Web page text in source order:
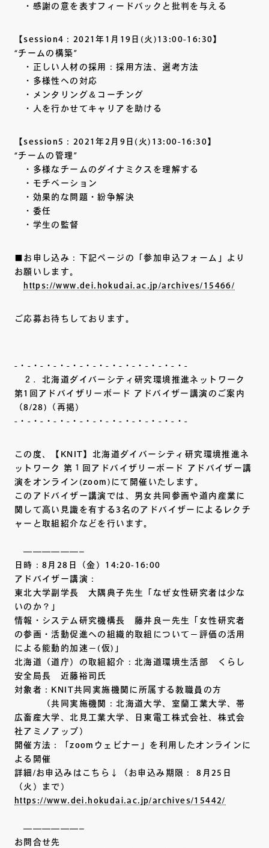
・感謝の意を表すフィードバックと批判を与える
【session4：2021年1月19日(火)13:00-16:30】
“チームの構築”
・正しい人材の採用：採用方法、選考方法
・多様性への対応
・メンタリング＆コーチング
・人を行かせてキャリアを助ける
【session5：2021年2月9日(火)13:00-16:30】
“チームの管理”
・多様なチームのダイナミクスを理解する
・モチベーション
・効果的な問題・紛争解決
・委任
・学生の監督
■お申し込み：下記ページの「参加申込フォーム」より
お願いします。
https://www.dei.hokudai.ac.jp/archives/15466/
ご応募お待ちしております。
-・-・-・-・-・-・-・-・-・-・-・-・-・-
２．北海道ダイバーシティ研究環境推進ネットワーク
第1回アドバイザリーボード アドバイザー講演のご案内
（8/28)（再掲）
-・-・-・-・-・-・-・-・-・-・-・-・-・-
この度、【KNIT】北海道ダイバーシティ研究環境推進ネ
ットワーク 第１回アドバイザリーボード アドバイザー講
演をオンライン(zoom)にて開催いたします。
このアドバイザー講演では、男女共同参画や道内産業に
関して高い見識を有する3名のアドバイザーによるレクチ
ャーと取組紹介などを行います。
——————–
日時：8月28日（金）14:20-16:00
アドバイザー講演：
東北大学副学長 大隅典子先生「なぜ女性研究者は少な
いのか？」
情報・システム研究機構長 藤井良一先生「女性研究者
の参画・活動促進への組織的取組について－評価の活用
による能動的加速－(仮)」
北海道（道庁）の取組紹介：北海道環境生活部 くらし
安全局長 近藤裕司氏
対象者：KNIT共同実施機関に所属する教職員の方
（共同実施機関：北海道大学、室蘭工業大学、帯
広畜産大学、北見工業大学、日東電工株式会社、株式会
社アミノアップ）
開催方法：「zoomウェビナー」を利用したオンラインに
よる開催
詳細/お申込みはこちら↓（お申込み期限： 8月25日
（火）まで）
https://www.dei.hokudai.ac.jp/archives/15442/
——————–
お問合せ先